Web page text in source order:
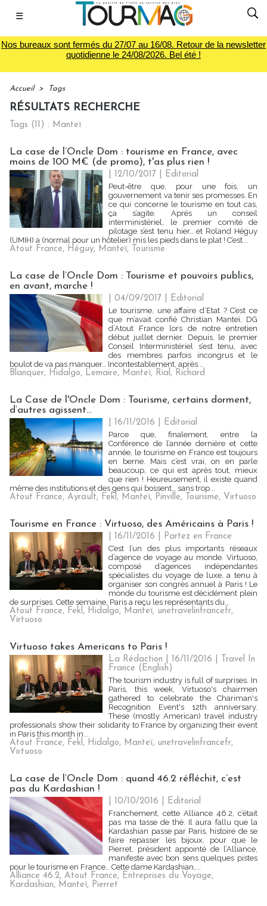
☰
Nos bureaux sont fermés du 27/07 au 16/08. Retour de la newsletter
quotidienne le 24/08/2026. Bel été !
Accueil > Tags
RÉSULTATS RECHERCHE
Tags (11) : Manteï
La case de l’Oncle Dom : tourisme en France, avec
moins de 100 M€ (de promo), t'as plus rien !
| 12/10/2017
Editorial
Peut-être que, pour une fois, un
gouvernement va tenir ses promesses. En
ce qui concerne le tourisme en tout cas,
ça s’agite. Après un conseil
interministériel, le premier comité de
pilotage s’est tenu hier… et Roland Héguy
(UMIH) a (normal pour un hôtelier) mis les pieds dans le plat ! C’est...
Atout France, Héguy, Manteï, Tourisme
La case de l’Oncle Dom : Tourisme et pouvoirs publics,
en avant, marche !
| 04/09/2017
Editorial
Le tourisme, une affaire d’Etat ? C’est ce
que m’avait confié Christian Manteï, DG
d’Atout France lors de notre entretien
début juillet dernier. Depuis, le premier
Conseil Interministériel s’est tenu, avec
des membres parfois incongrus et le
boulot de va pas manquer… Incontestablement, après...
Blanquer, Hidalgo, Lemaire, Manteï, Rial, Richard
La Case de l'Oncle Dom : Tourisme, certains dorment,
d’autres agissent…
| 16/11/2016
Editorial
Parce que, finalement, entre la
Conférence de l’année dernière et cette
année, le tourisme en France est toujours
en berne. Mais c’est vrai, on en parle
beaucoup, ce qui est après tout, mieux
que rien ! Heureusement, il existe quand
même des institutions et des gens qui bossent… sans trop...
Atout France, Ayrault, Fekl, Manteï, Pinville, Tourisme, Virtuoso
Tourisme en France : Virtuoso, des Américains à Paris !
| 16/11/2016
Partez en France
C’est l’un des plus importants réseaux
d’agence de voyage au monde. Virtuoso,
composé d’agences indépendantes
spécialistes du voyage de luxe, a tenu à
organiser son congrès annuel à Paris ! Le
monde du tourisme est décidément plein
de surprises. Cette semaine, Paris a reçu les représentants du...
Atout France, Fekl, Hidalgo, Manteï, unetravelinfrancefr,
Virtuoso
Virtuoso takes Americans to Paris !
La Rédaction | 16/11/2016
Travel In
France (English)
The tourism industry is full of surprises. In
Paris, this week, Virtuoso's chairmen
gathered to celebrate the Chariman's
Recognition Event's 12th anniversary.
These (mostly American) travel industry
professionals show their solidarity to France by organizing their event
in Paris this month in...
Atout France, Fekl, Hidalgo, Manteï, unetravelinfrancefr,
Virtuoso
La case de l’Oncle Dom : quand 46.2 réfléchit, c’est
pas du Kardashian !
| 10/10/2016
Editorial
Franchement, cette Alliance 46.2, c’était
pas ma tasse de thé. Il aura fallu que la
Kardashian passe par Paris, histoire de se
faire repasser les bijoux, pour que le
Pierret, président appointé de l’Alliance,
manifeste avec bon sens quelques pistes
pour le tourisme en France… Cette dame Kardashian,...
Alliance 46.2, Atout France, Entreprises du Voyage,
Kardashian, Manteï, Pierret